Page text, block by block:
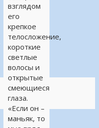
взглядом
его
крепкое
телосложение,
короткие
светлые
волосы и
открытые
смеющиеся
глаза.
«Если он –
маньяк, то